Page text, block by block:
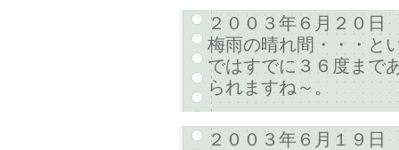
２００３年６月２０日
梅雨の晴れ間・・・と
ではすでに３６度まで
られますね～。
２００３年６月１９日